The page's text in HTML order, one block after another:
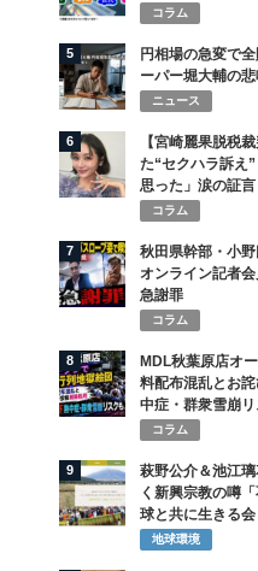
コラム
5
円相場の急変で
ーパー堀大輔の
ニュース
6
【宮崎麗果脱税
た“セクハラ訴え
思った」涙の証言
コラム
7
秋田県幹部・小
オンライン記者
急謝罪
コラム
8
MDL秋葉原店オ
料配布混乱とお
中症・群衆雪崩リ
コラム
9
萩野公介＆池江
く新興宗教の噂
球と共に生きる
地球環境